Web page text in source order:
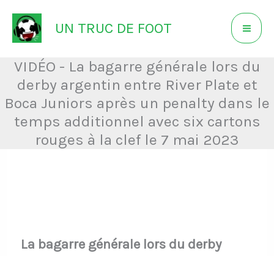
Aller
au
contenu
UN TRUC DE FOOT
VIDÉO - La bagarre générale lors du
derby argentin entre River Plate et
Boca Juniors après un penalty dans le
temps additionnel avec six cartons
rouges à la clef le 7 mai 2023
La bagarre générale lors du derby